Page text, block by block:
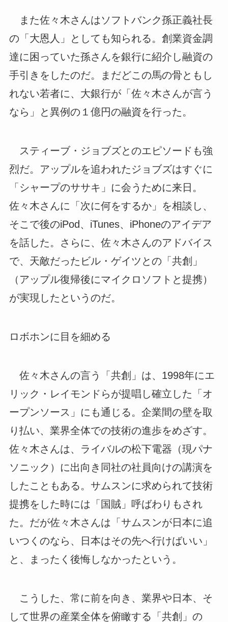
また佐々木さんはソフトバンク孫正義社長
の「大恩人」としても知られる。創業資金調
達に困っていた孫さんを銀行に紹介し融資の
手引きをしたのだ。まだどこの馬の骨ともし
れない若者に、大銀行が「佐々木さんが言う
なら」と異例の１億円の融資を行った。
スティーブ・ジョブズとのエピソードも強
烈だ。アップルを追われたジョブズはすぐに
「シャープのササキ」に会うために来日。
佐々木さんに「次に何をするか」を相談し、
そこで後のiPod、iTunes、iPhoneのアイデア
を話した。さらに、佐々木さんのアドバイス
で、天敵だったビル・ゲイツとの「共創」
（アップル復帰後にマイクロソフトと提携）
が実現したというのだ。
ロボホンに目を細める
佐々木さんの言う「共創」は、1998年にエ
リック・レイモンドらが提唱し確立した「オ
ープンソース」にも通じる。企業間の壁を取
り払い、業界全体での技術の進歩をめざす。
佐々木さんは、ライバルの松下電器（現パナ
ソニック）に出向き同社の社員向けの講演を
したこともある。サムスンに求められて技術
提携をした時には「国賊」呼ばわりもされ
た。だが佐々木さんは「サムスンが日本に追
いつくのなら、日本はその先へ行けばいい」
と、まったく後悔しなかったという。
こうした、常に前を向き、業界や日本、そ
して世界の産業全体を俯瞰する「共創」の